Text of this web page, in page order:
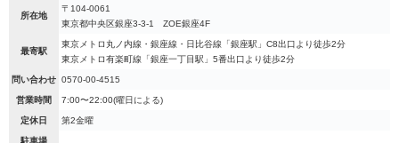
所在地
〒104-0061
東京都中央区銀座3-3-1 ZOE銀座4F
最寄駅
東京メトロ丸ノ内線・銀座線・日比谷線「銀座駅」C8出口より徒歩2分
東京メトロ有楽町線「銀座一丁目駅」5番出口より徒歩2分
問い合わせ 0570-00-4515
営業時間 7:00〜22:00(曜日による)
定休日 第2金曜
駐車場